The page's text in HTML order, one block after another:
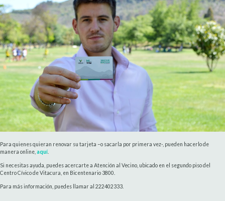
Para quienes quieran renovar su tarjeta –o sacarla por primera vez-, pueden hacerlo de
manera online, aquí
Si necesitas ayuda, puedes acercarte a Atención al Vecino, ubicado en el segundo piso del
Centro Cívico de Vitacura, en Bicentenario 3800.
Para más información, puedes llamar al 222402333.